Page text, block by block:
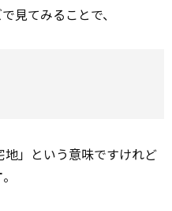
見てみることで、
」という意味ですけれど
。